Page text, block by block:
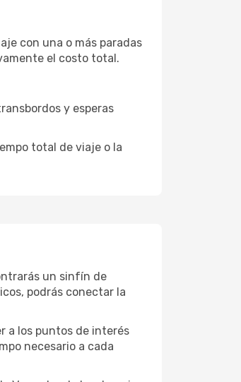
con una o más paradas
el costo total.
y esperas
total de viaje o la
un sinfín de
podrás conectar la
a los puntos de interés
necesario a cada